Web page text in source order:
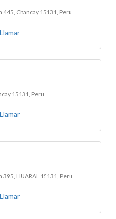
445, Chancay 15131, Peru
Llamar
15131, Peru
Llamar
395, HUARAL 15131, Peru
Llamar